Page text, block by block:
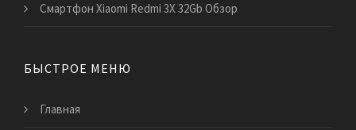
Смартфон Xiaomi Redmi 3X 32Gb Обзор
БЫСТРОЕ МЕНЮ
Главная